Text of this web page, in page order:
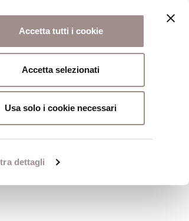
dettagli
Accetta tutti i cookie
Accetta selezionati
Usa solo i cookie necessari
Scuola Alti Studi